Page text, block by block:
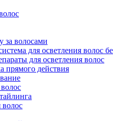
за волосами
для осветления волос
для осветления волос
прямого действия
волос